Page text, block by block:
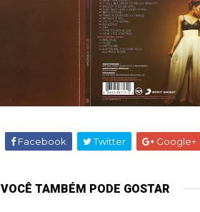
Facebook Twitter Google+
VOCÊ TAMBÉM PODE GOSTAR